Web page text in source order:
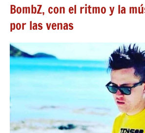
BombZ, con el ritmo y la
por las venas